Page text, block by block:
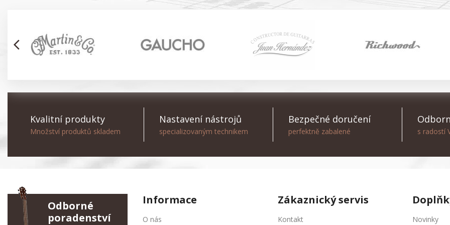
arrow_back_ios
Kvalitní produkty
Množství produktů skladem
Nastavení nástrojů
specializovaným technikem
Bezpečné doručení
perfektně zabalené s radostí
Odborné
poradenství
Informace
O nás
Zákaznický servis
Kontakt Novinky